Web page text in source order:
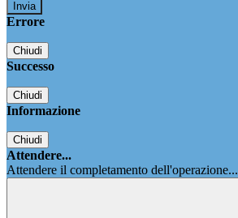
Errore
Chiudi
Successo
Chiudi
Informazione
Chiudi
Attendere...
Attendere il completamento dell'operazione...